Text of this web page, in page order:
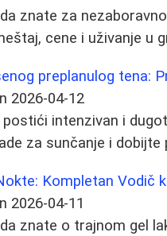
znate za
cene i uživanje u
preplanulog tena:
2026-04-12
intenzivan i
za sunčanje i
Kompletan Vodič
2026-04-11
znate o trajnom gel